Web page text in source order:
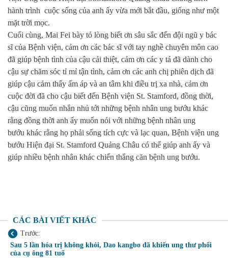
hành trình cuộc sống của anh ấy vừa mới bắt đầu, giống như một
mặt trời mọc.
Cuối cùng, Mai Fei bày tỏ lòng biết ơn sâu sắc đến đội ngũ y bác
sĩ của Bệnh viện, cảm ơn các bác sĩ với tay nghề chuyên môn cao
đã giúp bệnh tình của cậu cải thiệt, cảm ơn các y tá đã dành cho
cậu sự chăm sóc tỉ mỉ tận tình, cảm ơn các anh chị phiên dịch đã
giúp cậu cảm thấy ấm áp và an tâm khi điều trị xa nhà, cảm ơn
cuộc đời đã cho cậu biết đến Bệnh viện St. Stamford, đồng thời,
cậu cũng muốn nhắn nhủ tới những bệnh nhân ung bướu khác
rằng đồng thời anh ấy muốn nói với những bệnh nhân ung
bướu khác rằng họ phải sống tích cực và lạc quan, Bệnh viện ung
bướu Hiện đại St. Stamford Quảng Châu có thể giúp anh ấy và
giúp nhiều bệnh nhân khác chiến thắng căn bệnh ung bướu.
CÁC BÀI VIẾT KHÁC
Trước:
Sau 5 lần hóa trị không khỏi, Dao kangbo đã khiến ung thư phổi
của cụ ông 81 tuổ